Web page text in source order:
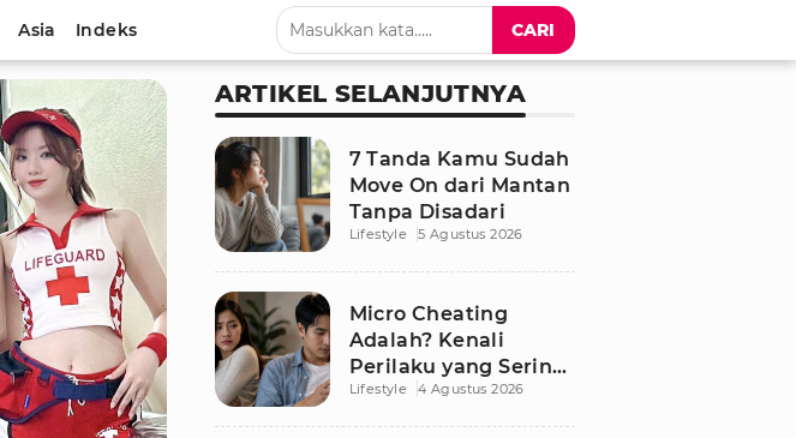
Asia Indeks CARI
ARTIKEL SELANJUTNYA
7 Tanda Kamu Sudah
Move On dari Mantan
Tanpa Disadari
Lifestyle 5 Agustus 2026
Micro Cheating
Adalah? Kenali
Perilaku yang Sering
Tak Disadari dalam
Lifestyle 4 Agustus 2026